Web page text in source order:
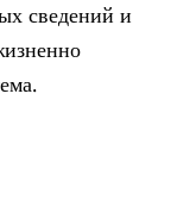
сведений и